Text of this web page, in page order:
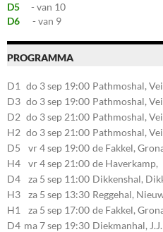
D5
- van 10
D6
- van 9
PROGRAMMA
D1 do 3 sep 19:00 Pathmoshal,
20, 7545LZ
D3 do 3 sep 19:00 Pathmoshal,
20, 7545LZ
D2 do 3 sep 21:00 Pathmoshal,
20, 7545LZ
H2 do 3 sep 21:00 Pathmoshal,
20, 7545LZ
D5 vr 4 sep 19:00 de Fakkel,
107, 7581CE
H4 vr 4 sep 21:00 de Haverkamp,
Stationsstraat
Markelo
D4 za 5 sep 11:00 Dikkenshal,
7641CC
H3 za 5 sep 13:30 Reggehal,
1, 7461VP
H1 za 5 sep 17:00 de Fakkel,
107, 7581CE
D4 ma 7 sep 19:30 Diekmanhal,